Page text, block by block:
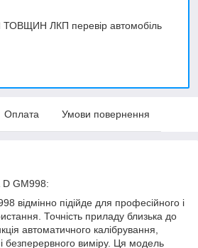
ЛКП перевір автомобіль
Оплата Умови повернення
D GM998:
відмінно підійде для професійного і
Точність приладу близька до
автоматичного калібрування,
безперервного виміру. Ця модель